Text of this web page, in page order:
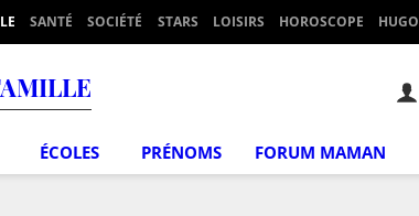
SANTÉ SOCIÉTÉ STARS LOISIRS HOROSCOPE HUGO
ÉCOLES PRÉNOMS FORUM MAMAN